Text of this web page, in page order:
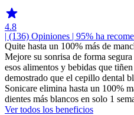
4.8
| (136) Opiniones | 95% ha
Quite hasta un 100% más de
Mejore su sonrisa de forma
esos alimentos y bebidas que
demostrado que el cepillo dental
Sonicare elimina hasta un 100%
dientes más blancos en solo 1
Ver todos los beneficios